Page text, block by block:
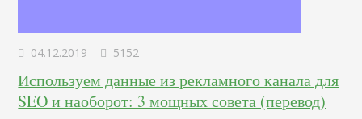
04.12.2019 5152
Используем данные из рекламного канала для
SEO и наоборот: 3 мощных совета (перевод)